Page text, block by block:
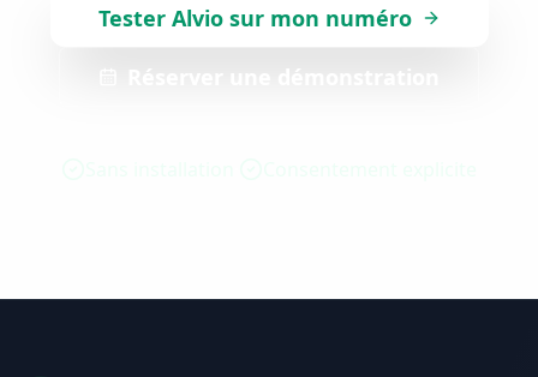
Tester Alvio sur mon numéro